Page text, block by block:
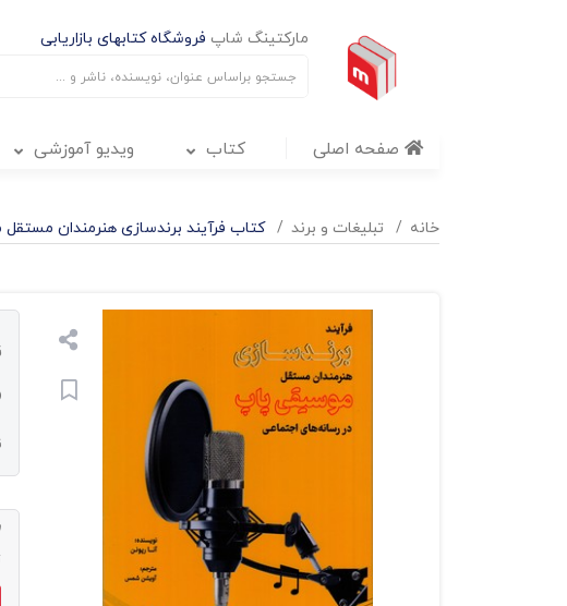
مارکتینگ شاپ فروشگاه کتابهای بازاریابی
صفحه اصلی کتاب ویدیو آموزشی
خانه تبليغات و برند کتاب فرآیند برندسازی هنرمندان